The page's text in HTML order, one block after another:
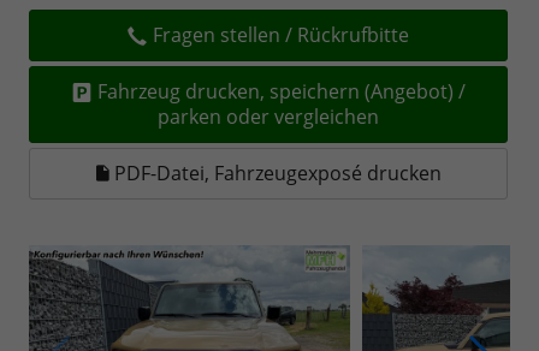
Fragen stellen / Rückrufbitte
Fahrzeug drucken, speichern (Angebot) /
parken oder vergleichen
PDF-Datei, Fahrzeugexposé drucken